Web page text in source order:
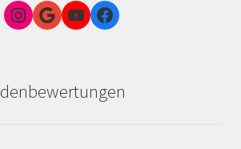
Instagram
Google Link zum FunShop WienYouTubeFacebook